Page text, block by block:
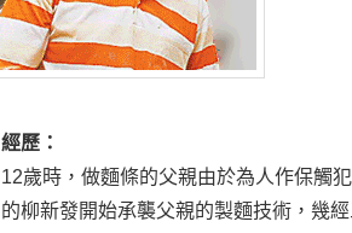
經歷：
12歲時，做麵條的父親由於為人作保觸
的柳新發開始承襲父親的製麵技術，幾